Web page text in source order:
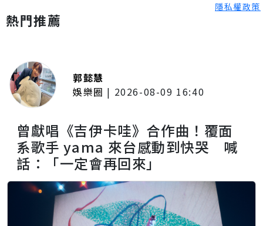
隱私權政策
熱門推薦
郭懿慧
娛樂圈 | 2026-08-09 16:40
曾獻唱《吉伊卡哇》合作曲！覆面
系歌手 yama 來台感動到快哭 喊
話：「一定會再回來」